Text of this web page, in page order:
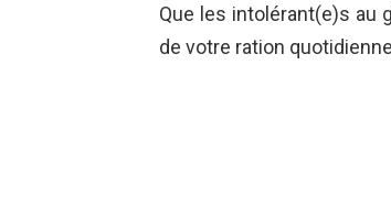
Que les intolérant(e)s au
de votre ration